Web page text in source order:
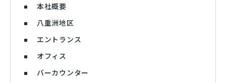
本社概要
八重洲地区
エントランス
オフィス
バーカウンター